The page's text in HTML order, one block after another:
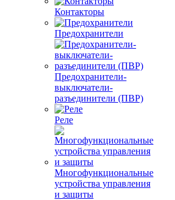
Контакторы
Предохранители
Предохранители-
выключатели-
разъединители (ПВР)
Реле
Многофункциональные
устройства управления
и защиты